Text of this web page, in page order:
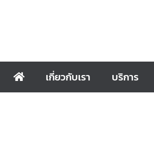
เกี่ยวกับเรา บริการ